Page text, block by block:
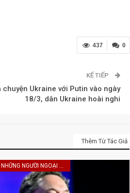
0
437
KẾ TIẾP
Ukraine với Putin vào ngày
18/3, dân Ukraine hoài nghi
Thêm Từ Tác Giả
NHỮNG NGƯỜI NGOẠI HẠNG